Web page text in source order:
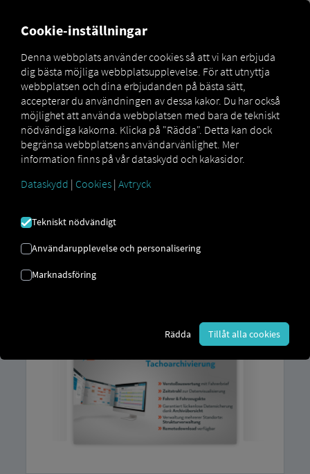
Marketplace Connectors zaarc.next Connect
ZAARC.NEXT ANSLUTA
Softwarebüro Zauner GmbH & Co. KG
data från våra tjänster
Cookie-inställningar
Denna webbplats använder cookies så att vi kan erbjuda
dig bästa möjliga webbplatsupplevelse. För att utnyttja
webbplatsen och dina erbjudanden på bästa sätt,
accepterar du användningen av dessa kakor. Du har också
möjlighet att använda webbplatsen med bara de tekniskt
nödvändiga kakorna. Klicka på "Rädda". Detta kan dock
begränsa webbplatsens användarvänlighet. Mer
information finns på vår dataskydd och kakasidor.
Dataskydd | Cookies | Avtryck
Tekniskt nödvändigt
Användarupplevelse och personalisering
Marknadsföring
Rädda Tillåt alla cookies